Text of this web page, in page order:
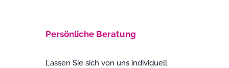
Persönliche Beratung
Lassen Sie sich von uns individuell